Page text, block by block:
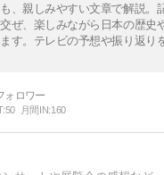
、親しみやすい文章で解説。
ぜ、楽しみながら日本の歴史
す。テレビの予想や振り返り
50 月間IN:160